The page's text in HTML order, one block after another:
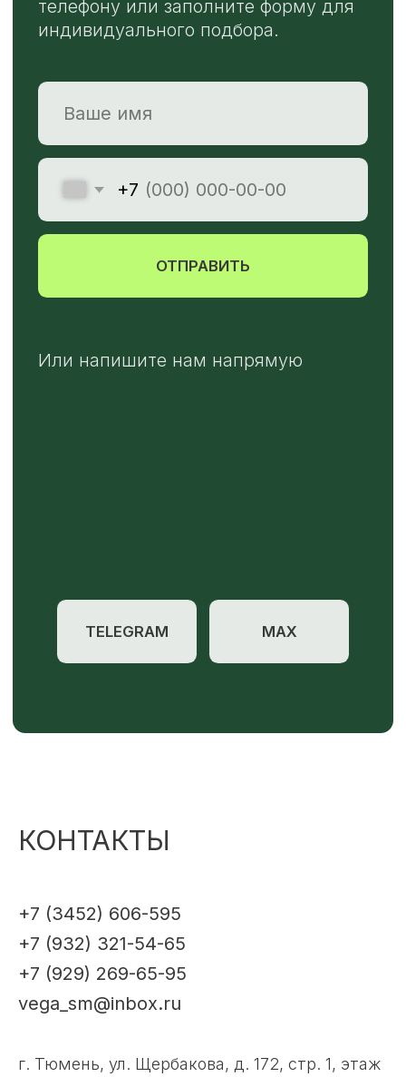
КОНТАКТЫ
+7 (3452) 606-595
+7 (932) 321-54-65
+7 (929) 269-65-95
vega_sm@inbox.ru
г. Тюмень, ул. Щербакова, д. 172, стр. 1, этаж